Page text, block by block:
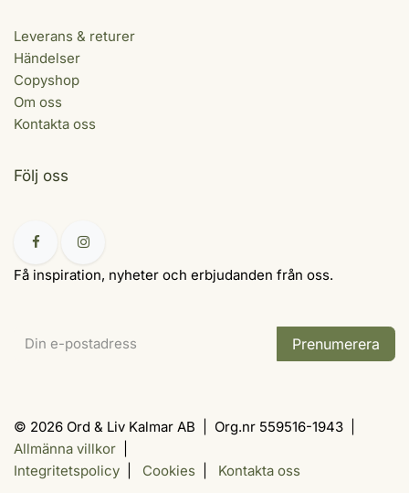
Leverans & returer
Händelser
Copyshop
Om oss
Kontakta oss
Följ oss
Få inspiration, nyheter och erbjudanden från oss.
Prenumerera
© 2026 Ord & Liv Kalmar AB | Org.nr 559516-1943 |
Allmänna villkor
Integritetspolicy
Cookies Kontakta oss